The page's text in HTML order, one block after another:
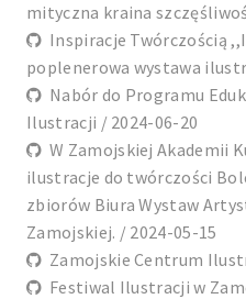
mityczna kraina
Inspiracje Twórczością
poplenerowa wystawa
Nabór do Programu
Ilustracji / 2024-06-20
W Zamojskiej Akademii
ilustracje do twórczości
zbiorów Biura Wystaw
Zamojskiej. / 2024-05-15
Zamojskie Centrum
Festiwal Ilustracji w